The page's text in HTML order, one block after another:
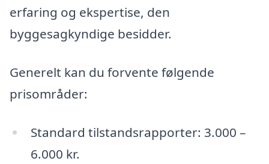
erfaring og ekspertise, den
byggesagkyndige besidder.
Generelt kan du forvente følgende
prisområder:
Standard tilstandsrapporter: 3.000 –
6.000 kr.